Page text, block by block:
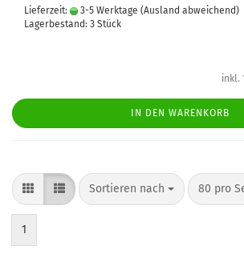
Lieferzeit: 3-5 Werktage (Ausland abweichend)
Lagerbestand: 3 Stück
inkl.
IN DEN WARENKORB
Sortieren nach 80 pro
1